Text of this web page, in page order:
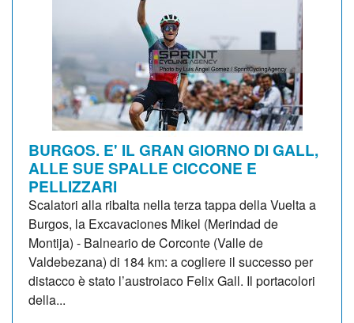
BURGOS. E' IL GRAN GIORNO DI GALL,
ALLE SUE SPALLE CICCONE E
PELLIZZARI
Scalatori alla ribalta nella terza tappa della Vuelta a
Burgos, la Excavaciones Mikel (Merindad de
Montija) - Balneario de Corconte (Valle de
Valdebezana) di 184 km: a cogliere il successo per
distacco è stato l’austroiaco Felix Gall. Il portacolori
della...